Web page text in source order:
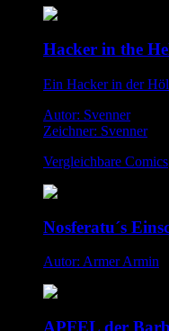
Hacker in the
Ein Hacker in der
Autor: Svenner
Zeichner: Svenner
Vergleichbare Comics
Nosferatu´s
Autor: Armer Armin
APFEL der